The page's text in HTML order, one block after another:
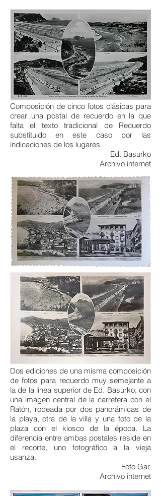
Composición de cinco fotos clásicas para
crear una postal de recuerdo en la que
falta el texto tradicional de Recuerdo
substituido en este caso por las
indicaciones de los lugares.
Ed. Basurko
Archivo internet
Dos ediciones de una misma composición
de fotos para recuerdo muy semejante a
la de la línea superior de Ed. Basurko, con
una imagen central de la carretera con el
Ratón, rodeada por dos panorámicas de
la playa, otra de la villa y una foto de la
plaza con el kiosco de la época. La
diferencia entre ambas postales reside en
el recorte, uno fotográfico a la vieja
usanza.
Foto Gar.
Archivo internet